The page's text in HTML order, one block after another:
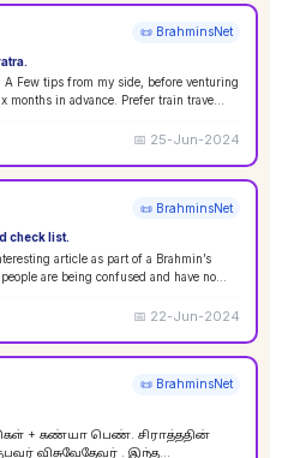
📜 BrahminsNet
six months in advance. Prefer train trave...
📅 25-Jun-2024
📜 BrahminsNet
check list.
article as part of a Brahmin’s
are being confused and have no
📅 22-Jun-2024
📜 BrahminsNet
விசுவேதேவர் . இந்த